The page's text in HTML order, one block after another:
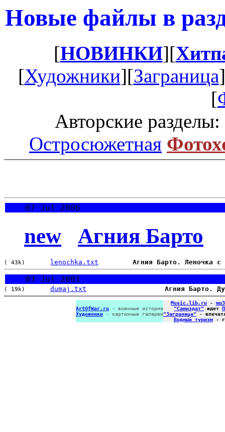
Новые файлы в
[НОВИНКИ][
[Художники][Заграница
[
Авторские разделы:
Остросюжетная
07 Jul 2006
new Агния Барто
( 43k) lenochka.txt Агния Барто. Леночка с
03 Jul 2001
( 19k) dumaj.txt Агния Барто.
ArtOfWar.ru - военные истории
Художники - картинные галереи
Music.lib.ru - mp3
"Самиздат" ждет
"Заграница" -
Водный туризм -